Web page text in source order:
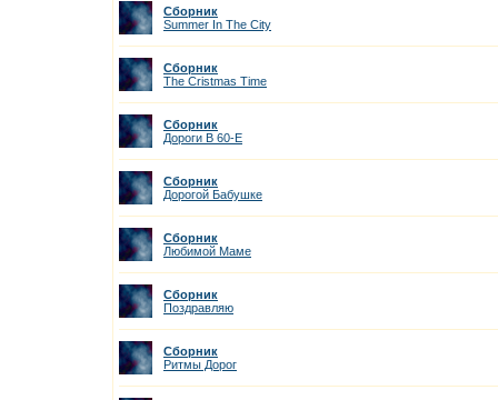
Сборник
Summer In The City
Сборник
The Cristmas Time
Сборник
Дороги В 60-Е
Сборник
Дорогой Бабушке
Сборник
Любимой Маме
Сборник
Поздравляю
Сборник
Ритмы Дорог